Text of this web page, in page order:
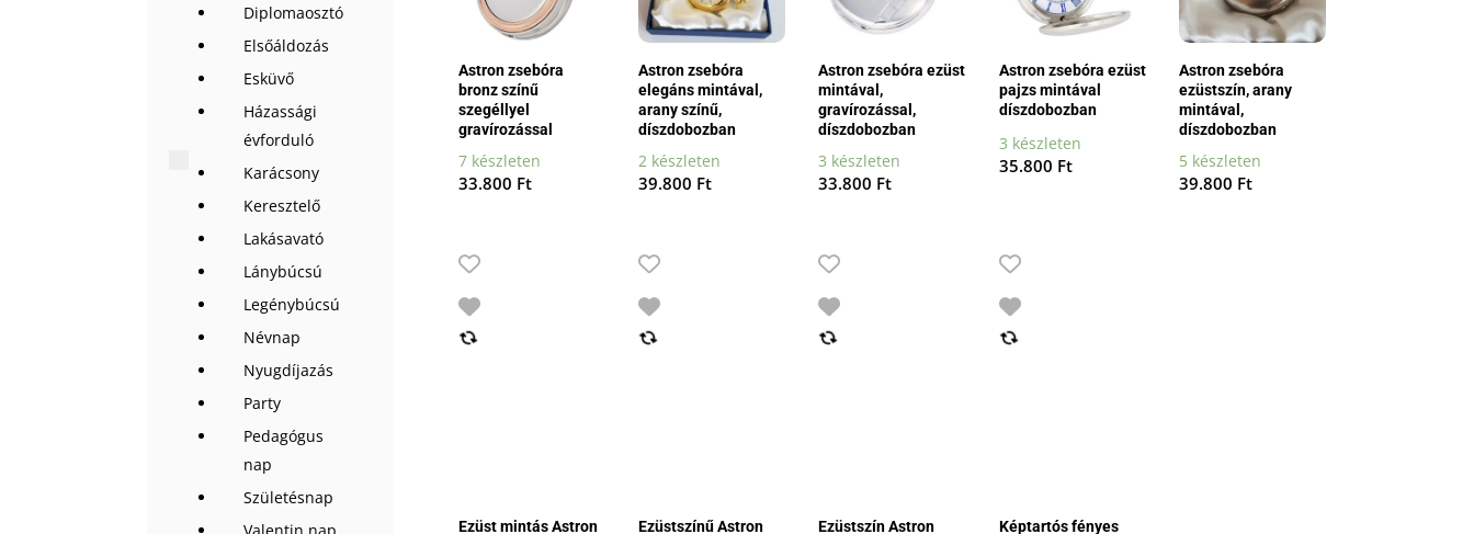
Diplomaosztó
Elsőáldozás
Esküvő
Házassági
évforduló
Karácsony
Keresztelő
Lakásavató
Lánybúcsú
Legénybúcsú
Névnap
Nyugdíjazás
Party
Pedagógus
nap
Születésnap
Astron zsebóra
bronz színű
szegéllyel
gravírozással
7 készleten
33.800 Ft
Astron zsebóra
elegáns mintával,
arany színű,
díszdobozban
2 készleten
39.800 Ft
Astron zsebóra ezüst
mintával,
gravírozással,
díszdobozban
3 készleten
33.800 Ft
Astron zsebóra ezüst
pajzs mintával
díszdobozban
3 készleten
35.800 Ft
Astron zsebóra
ezüstszín, arany
mintával,
díszdobozban
5 készleten
39.800 Ft
Ezüst mintás Astron
Ezüstszínű Astron
Ezüstszín Astron
Képtartós fényes